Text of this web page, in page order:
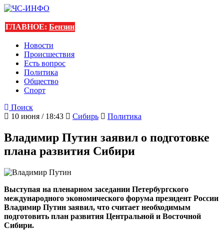
ГЛАВНОЕ: Бензин
Новости
Происшествия
Есть вопрос
Политика
Общество
Спорт
Поиск
10 июня / 18:43
Сибирь Политика
Владимир Путин заявил о подготовке
плана развития Сибири
Выступая на пленарном заседании Петербургского
международного экономического форума президент России
Владимир Путин заявил, что считает необходимым
подготовить план развития Центральной и Восточной
Сибири.